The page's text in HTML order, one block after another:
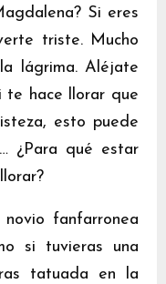
Si eres
triste. Mucho
lágrima. Aléjate
te hace llorar que
esto puede
¿Para qué estar
fanfarronea
si tuvieras una
tatuada en la